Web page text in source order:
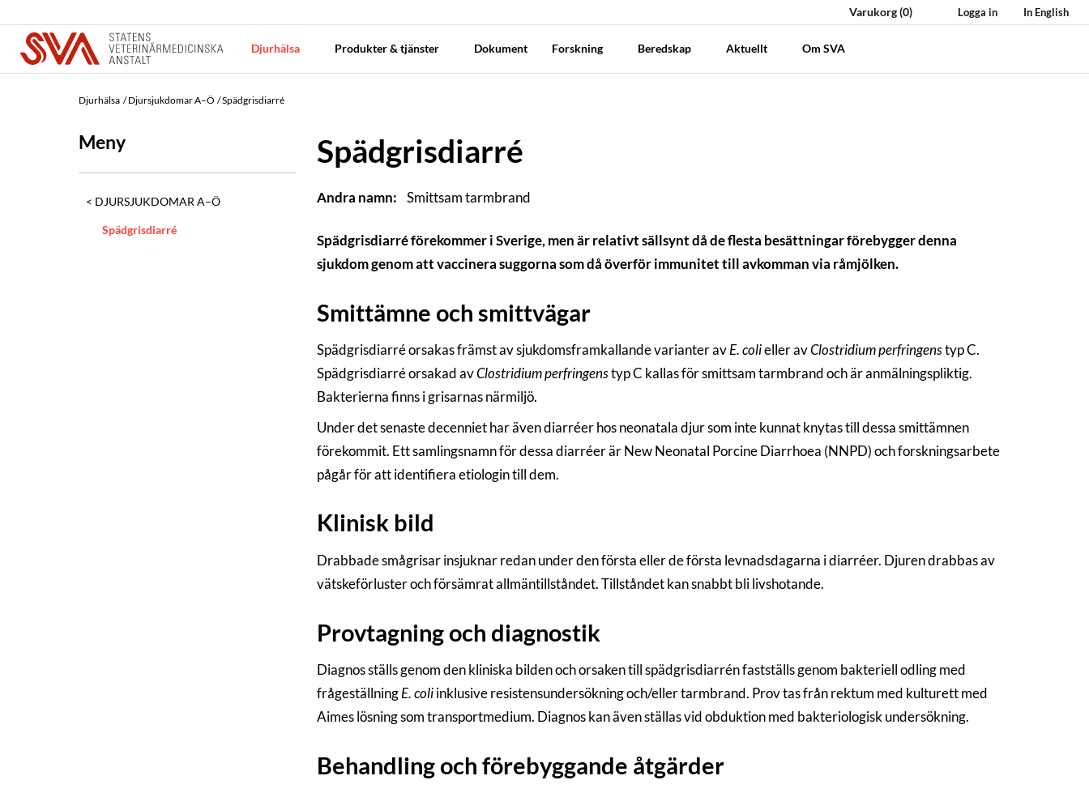
Varukorg(0) Logga in In English
Djurhälsa Produkter & tjänster Dokument Forskning Beredskap Aktuellt Om SVA
Djurhälsa Djursjukdomar A–Ö Spädgrisdiarré
Meny
DJURSJUKDOMAR A–Ö
Spädgrisdiarré
Spädgrisdiarré
Andra namn: Smittsam tarmbrand
Spädgrisdiarré förekommer i Sverige, men är relativt sällsynt då de flesta besättningar förebygger denna
sjukdom genom att vaccinera suggorna som då överför immunitet till avkomman via råmjölken.
Smittämne och smittvägar
Spädgrisdiarré orsakas främst av sjukdomsframkallande varianter avE. colieller avClostridium perfringenstyp C.
Spädgrisdiarré orsakad avClostridium perfringenstyp C kallas för smittsam tarmbrand och är anmälningspliktig.
Bakterierna finns i grisarnas närmiljö.
Under det senaste decenniet har även diarréer hos neonatala djur som inte kunnat knytas till dessa smittämnen
förekommit. Ett samlingsnamn för dessa diarréer är New Neonatal Porcine Diarrhoea (NNPD) och forskningsarbete
pågår för att identifiera etiologin till dem.
Klinisk bild
Drabbade smågrisar insjuknar redan under den första eller de första levnadsdagarna i diarréer. Djuren drabbas av
vätskeförluster och försämrat allmäntillståndet. Tillståndet kan snabbt bli livshotande.
Provtagning och diagnostik
Diagnos ställs genom den kliniska bilden och orsaken till spädgrisdiarrén fastställs genom bakteriell odling med
frågeställningE. coliinklusive resistensundersökning och/eller tarmbrand. Prov tas från rektum med kulturett med
Aimes lösning som transportmedium. Diagnos kan även ställas vid obduktion med bakteriologisk undersökning.
Behandling och förebyggande åtgärder